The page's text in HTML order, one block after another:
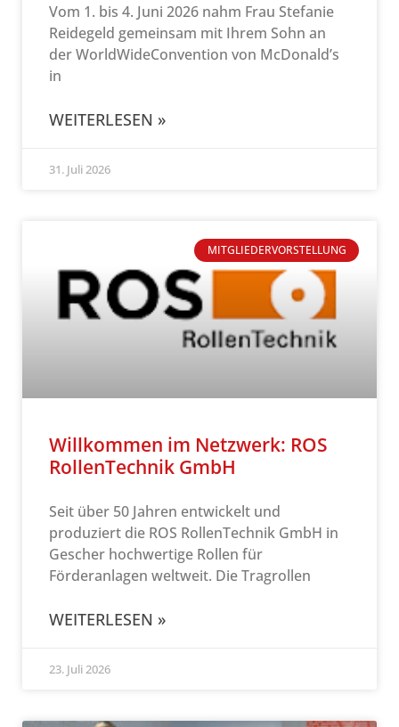
Vom 1. bis 4. Juni 2026 nahm Frau Stefanie
Reidegeld gemeinsam mit Ihrem Sohn an
der WorldWideConvention von McDonald’s
in
WEITERLESEN »
31. Juli 2026
MITGLIEDERVORSTELLUNG
Willkommen im Netzwerk: ROS
RollenTechnik GmbH
Seit über 50 Jahren entwickelt und
produziert die ROS RollenTechnik GmbH in
Gescher hochwertige Rollen für
Förderanlagen weltweit. Die Tragrollen
WEITERLESEN »
23. Juli 2026